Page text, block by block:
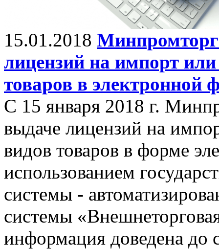
15.01.2018 Минпромторг
лицензий на импорт
товаров в электронной
С 15 января 2018 г.
выдаче лицензий на
видов товаров в форме
использованием
системы -
системы
информация доведена до